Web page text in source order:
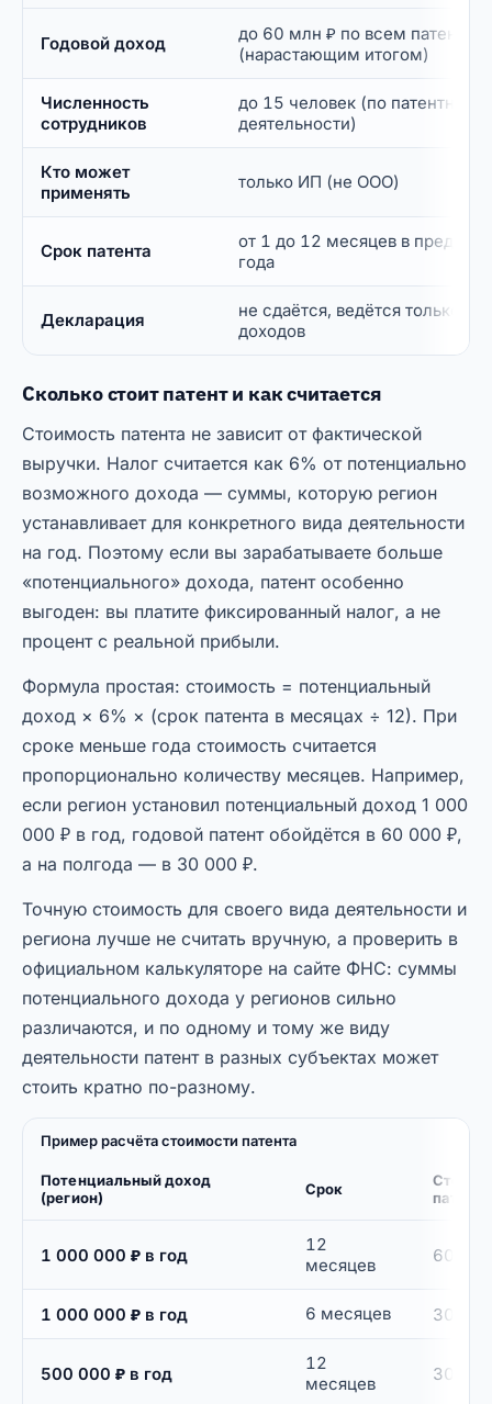
Годовой доход
до 60 млн ₽ по всем патентам
(нарастающим итогом)
Численность
сотрудников
до 15 человек (по патентной
деятельности)
Кто может
применять
только ИП (не ООО)
Срок патента
от 1 до 12 месяцев в
года
Декларация
не сдаётся, ведётся только
доходов
Сколько стоит патент и как считается
Стоимость патента не зависит от фактической
выручки. Налог считается как 6% от потенциально
возможного дохода — суммы, которую регион
устанавливает для конкретного вида деятельности
на год. Поэтому если вы зарабатываете больше
«потенциального» дохода, патент особенно
выгоден: вы платите фиксированный налог, а не
процент с реальной прибыли.
Формула простая: стоимость = потенциальный
доход × 6% × (срок патента в месяцах ÷ 12). При
сроке меньше года стоимость считается
пропорционально количеству месяцев. Например,
если регион установил потенциальный доход 1 000
000 ₽ в год, годовой патент обойдётся в 60 000 ₽,
а на полгода — в 30 000 ₽.
Точную стоимость для своего вида деятельности и
региона лучше не считать вручную, а проверить в
официальном калькуляторе на сайте ФНС: суммы
потенциального дохода у регионов сильно
различаются, и по одному и тому же виду
деятельности патент в разных субъектах может
стоить кратно по-разному.
Пример расчёта стоимости патента
Потенциальный доход
(регион)
Срок
патента
1 000 000 ₽ в год
12
месяцев
60
1 000 000 ₽ в год 6 месяцев 30
500 000 ₽ в год
12
месяцев
30